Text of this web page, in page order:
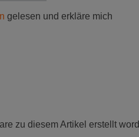
gelesen und erkläre mich
zu diesem Artikel erstellt